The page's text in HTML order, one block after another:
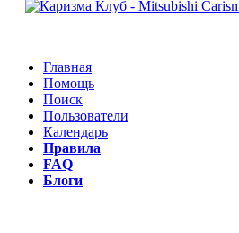
Главная
Помощь
Поиск
Пользователи
Календарь
Правила
FAQ
Блоги